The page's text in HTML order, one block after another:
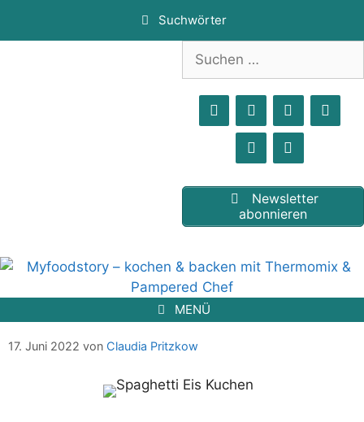
Suchwörter
Suchen
nach:
Newsletter
abonnieren
MENÜ
Spaghetti Eis Kuchen
17. Juni 2022 von Claudia Pritzkow